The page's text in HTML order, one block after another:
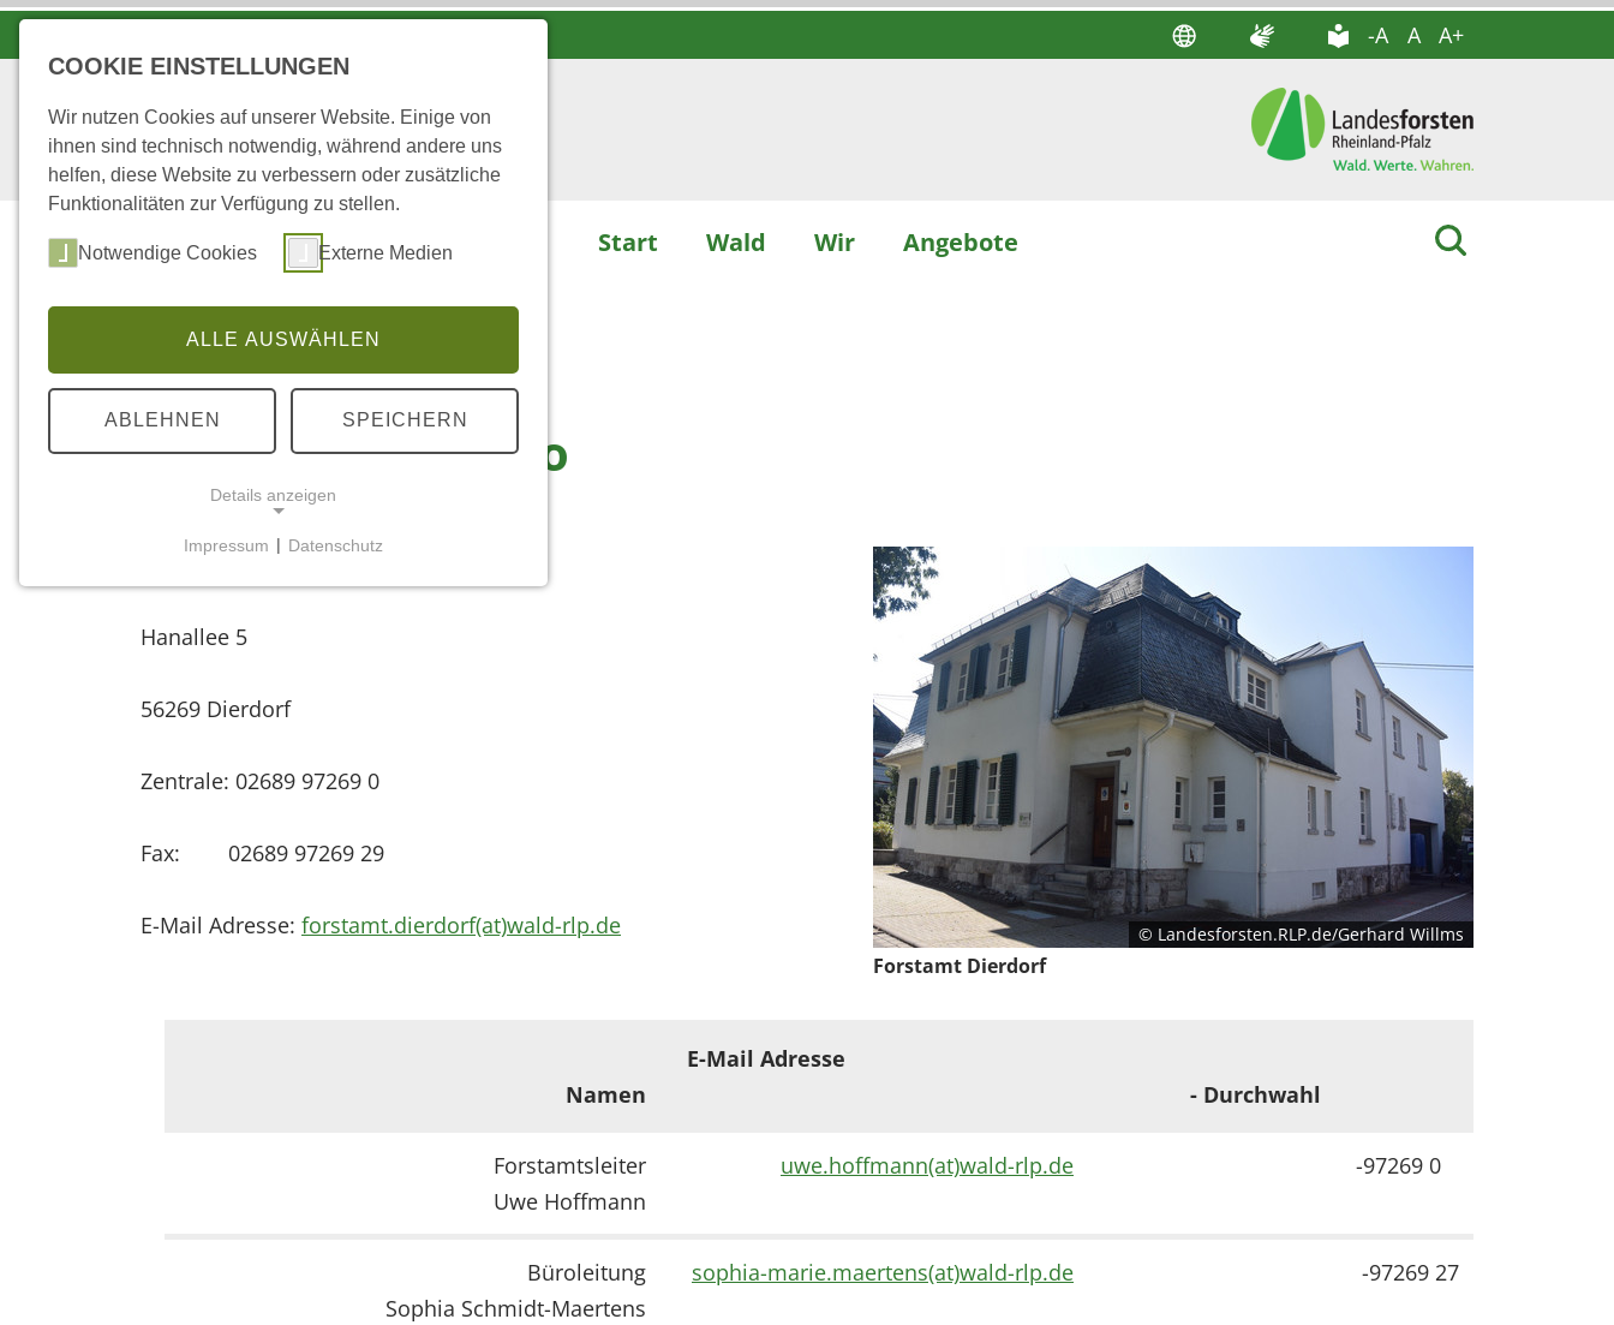
-A A A+
Start Wald Wir Angebote
STARTSEITE ... IM FORSTAMTSBÜRO
im Forstamtsbüro
© Landesforsten.RLP.de/Gerhard Willms
Forstamt Dierdorf
Forstamt Dierdorf
Hanallee 5
56269 Dierdorf
Zentrale: 02689 97269 0
Fax: 02689 97269 29
E-Mail Adresse: forstamt.dierdorf(at)wald-rlp.de
Namen
E-Mail Adresse
- Durchwahl
Forstamtsleiter
Uwe Hoffmann
uwe.hoffmann(at)wald-rlp.de -97269 0
Büroleitung
Sophia Schmidt-Maertens
sophia-marie.maertens(at)wald-rlp.de -97269 27
COOKIE EINSTELLUNGEN
Wir nutzen Cookies auf unserer Website. Einige von
ihnen sind technisch notwendig, während andere uns
helfen, diese Website zu verbessern oder zusätzliche
Funktionalitäten zur Verfügung zu stellen.
Notwendige Cookies Externe Medien
ALLE AUSWÄHLEN
ABLEHNEN SPEICHERN
Details anzeigen
Funktionen und sind für die einwandfreie Funktion
Einverständnis-Cookie
cookie_consent
Dieser Cookie speichert die
Impressum | Datenschutz